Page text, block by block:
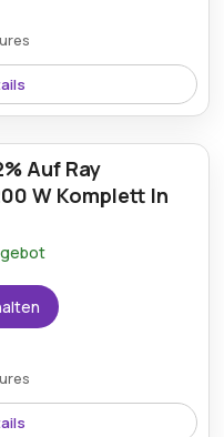
von 29% auf die Ray
die vielseitige
bietet.
Auf Ray
W Komplett In